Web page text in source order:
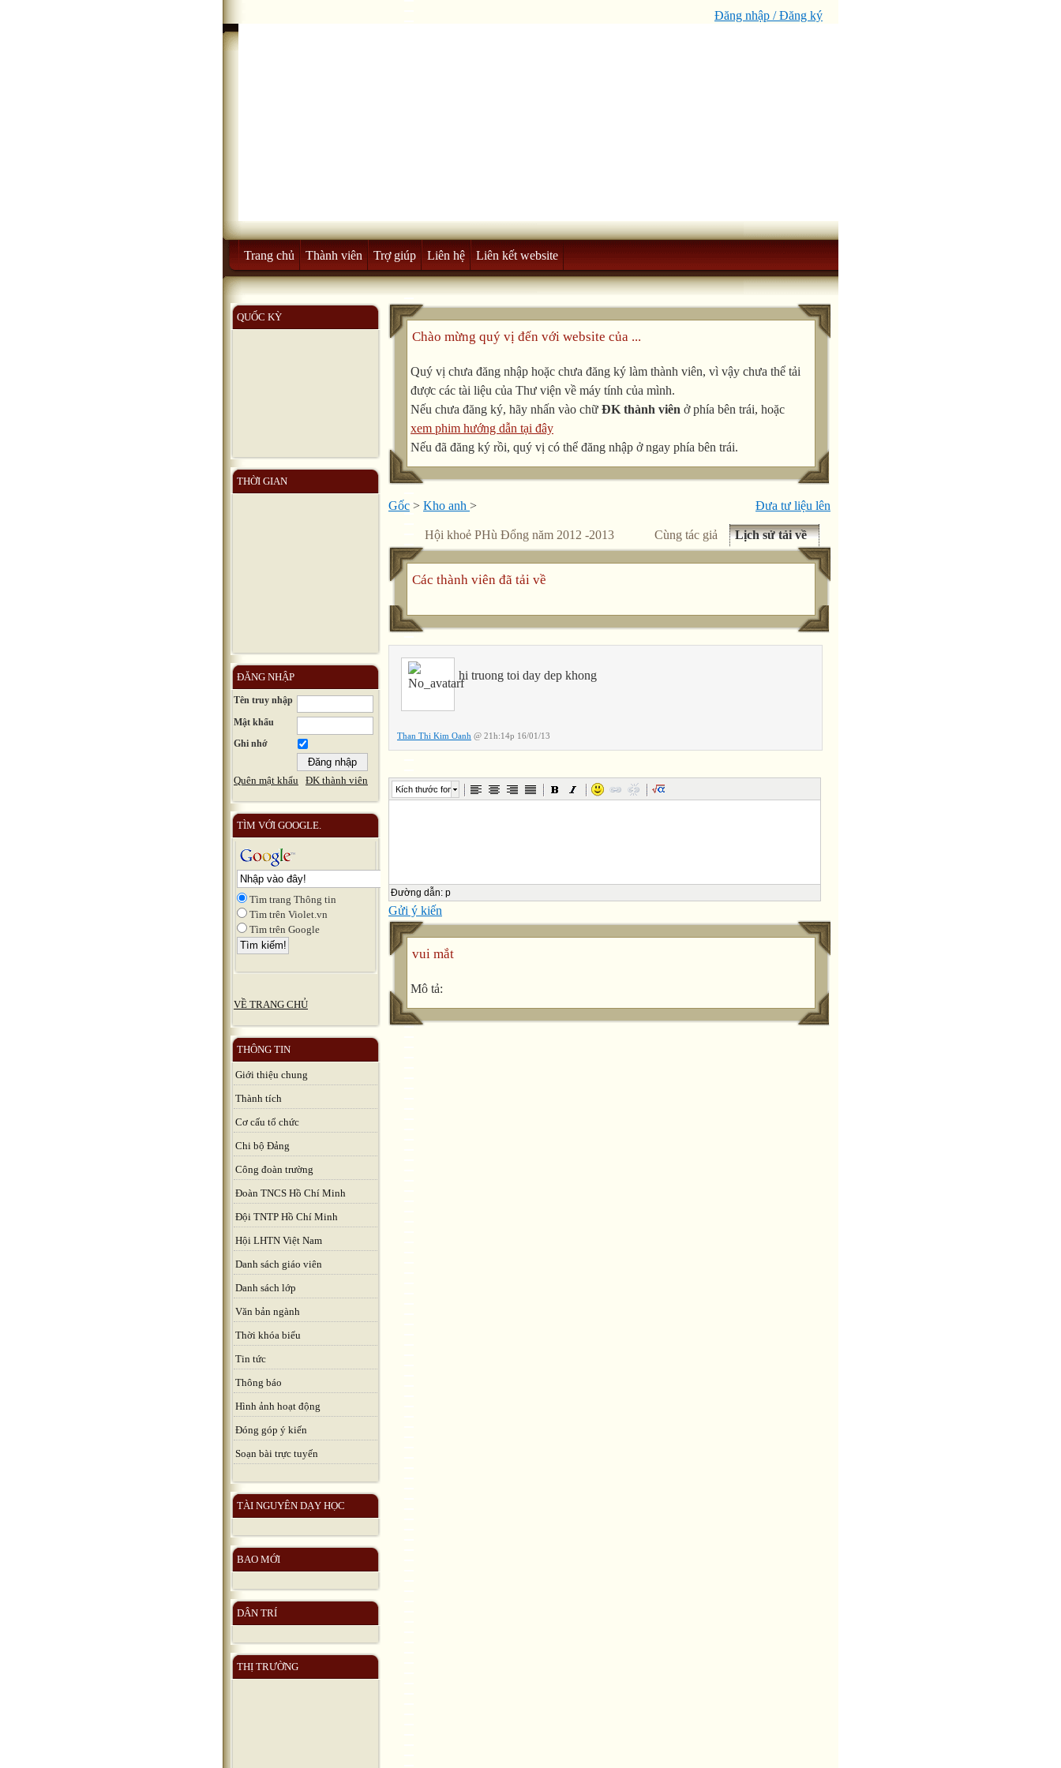
Đăng nhập / Đăng ký
Trang chủ Thành viên Trợ giúp Liên hệ Liên kết website
QUỐC KỲ
THỜI GIAN
ĐĂNG NHẬP
Tên truy nhập
Mật khẩu
Ghi nhớ
Quên mật khẩu ĐK thành viên
TÌM VỚI GOOGLE.
Tìm trang Thông tin
Tìm trên Violet.vn
Tìm trên Google
VỀ TRANG CHỦ
THÔNG TIN
Giới thiệu chung
Thành tích
Cơ cấu tổ chức
Chi bộ Đảng
Công đoàn trường
Đoàn TNCS Hồ Chí Minh
Đội TNTP Hồ Chí Minh
Hội LHTN Việt Nam
Danh sách giáo viên
Danh sách lớp
Văn bản ngành
Thời khóa biểu
Tin tức
Thông báo
Hình ảnh hoạt động
Đóng góp ý kiến
Soạn bài trực tuyến
TÀI NGUYÊN DẠY HỌC
BAO MỚI
DÂN TRÍ
THỊ TRƯỜNG
Chào mừng quý vị đến với website của ...
Quý vị chưa đăng nhập hoặc chưa đăng ký làm thành viên, vì vậy chưa thể tải
được các tài liệu của Thư viện về máy tính của mình.
Nếu chưa đăng ký, hãy nhấn vào chữ ĐK thành viên ở phía bên trái, hoặc
xem phim hướng dẫn tại đây
Nếu đã đăng ký rồi, quý vị có thể đăng nhập ở ngay phía bên trái.
Đưa tư liệu lên
Gốc > Kho anh >
Hội khoẻ PHù Đổng năm 2012 -2013 Cùng tác giả Lịch sử tải về
Các thành viên đã tải về
hi truong toi day dep khong
Than Thi Kim Oanh @ 21h:14p 16/01/13
Kích thước font
Đường dẫn: p
Gửi ý kiến
vui mắt
Mô tả: